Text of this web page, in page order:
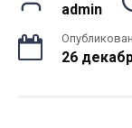
admin
26